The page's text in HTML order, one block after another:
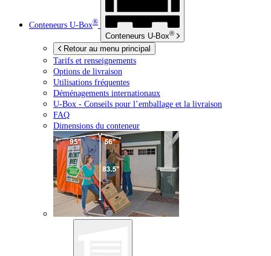
Conteneurs U-Box®
Conteneurs U-Box®
Retour au menu principal
Tarifs et renseignements
Options de livraison
Utilisations fréquentes
Déménagements internationaux
U-Box - Conseils pour l’emballage et la livraison
FAQ
Dimensions du conteneur